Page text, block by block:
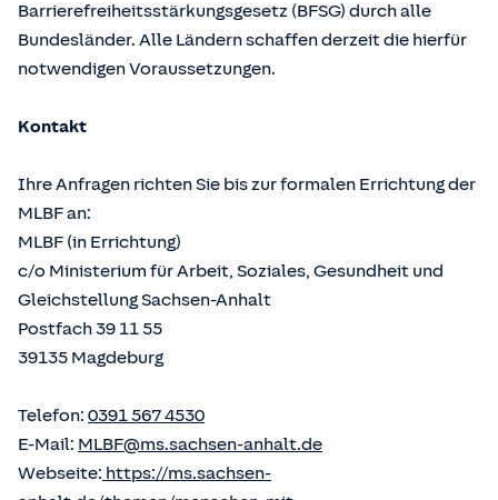
Barrierefreiheitsstärkungsgesetz (BFSG) durch alle
Bundesländer. Alle Ländern schaffen derzeit die hierfür
notwendigen Voraussetzungen.
Kontakt
Ihre Anfragen richten Sie bis zur formalen Errichtung der
MLBF an:
MLBF (in Errichtung)
c/o Ministerium für Arbeit, Soziales, Gesundheit und
Gleichstellung Sachsen-Anhalt
Postfach 39 11 55
39135 Magdeburg
Telefon: 0391 567 4530
E-Mail: MLBF@ms.sachsen-anhalt.de
Webseite: https://ms.sachsen-